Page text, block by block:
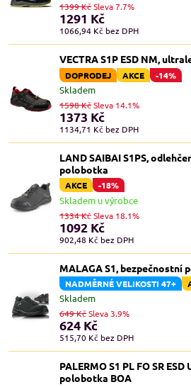
1291 Kč
1066,94 Kč bez DPH
1399 KčSleva 7.7%
VECTRA S1P ESD NM,
DOPRODEJ AKCE -14%
Skladem
1373 Kč
1134,71 Kč bez DPH
1598 KčSleva 14.1%
LAND SAIBAI S1PS,
polobotka
AKCE -18%
Skladem u výrobce
1092 Kč
902,48 Kč bez DPH
1334 KčSleva 18.1%
MALAGA S1, bezpečnostní
NADMĚRNÉ VELIKOSTI 47+
Skladem
624 Kč
515,70 Kč bez DPH
649 KčSleva 3.9%
PALERMO S1 PL FO SR
polobotka BOA